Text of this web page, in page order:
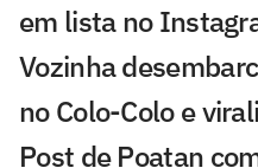
em lista no
Vozinha
no Colo-Colo e
Post de Poatan